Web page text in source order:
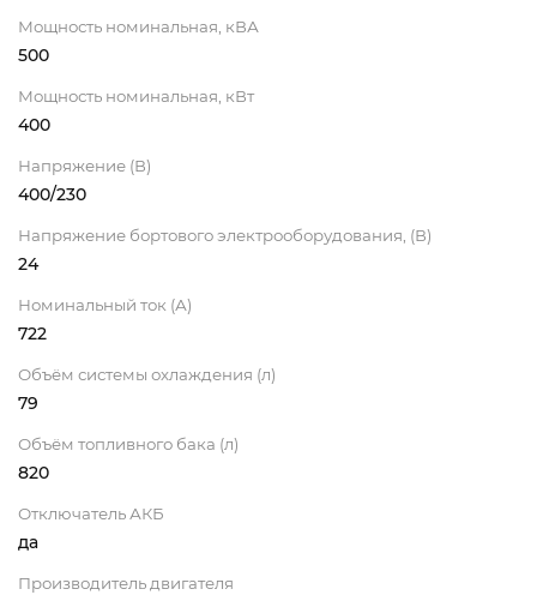
Мощность номинальная, кВА
500
Мощность номинальная, кВт
400
Напряжение (В)
400/230
Напряжение бортового электрооборудования, (В)
24
Номинальный ток (А)
722
Объём системы охлаждения (л)
79
Объём топливного бака (л)
820
Отключатель АКБ
да
Производитель двигателя